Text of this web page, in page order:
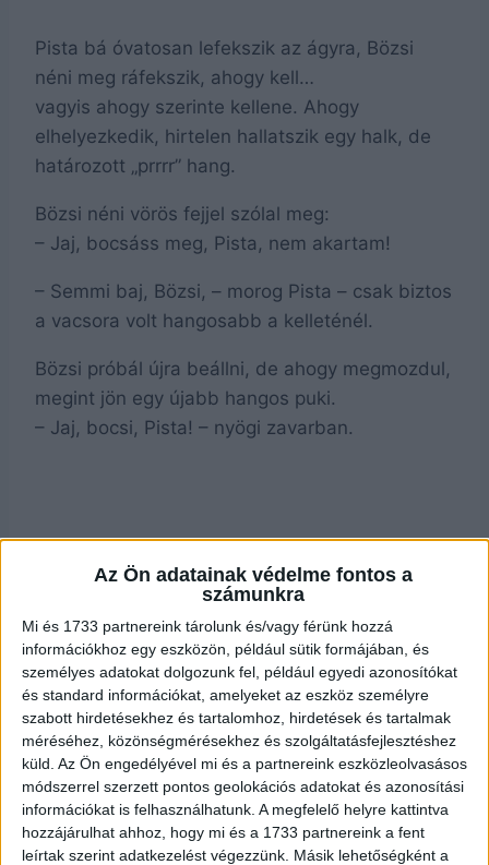
Az Ön adatainak védelme fontos a
számunkra
Mi és 1733 partnereink tárolunk és/vagy férünk hozzá
információkhoz egy eszközön, például sütik formájában, és
személyes adatokat dolgozunk fel, például egyedi azonosítókat
és standard információkat, amelyeket az eszköz személyre
szabott hirdetésekhez és tartalomhoz, hirdetések és tartalmak
méréséhez, közönségmérésekhez és szolgáltatásfejlesztéshez
küld. Az Ön engedélyével mi és a partnereink eszközleolvasásos
módszerrel szerzett pontos geolokációs adatokat és azonosítási
információkat is felhasználhatunk. A megfelelő helyre kattintva
hozzájárulhat ahhoz, hogy mi és a 1733 partnereink a fent
leírtak szerint adatkezelést végezzünk. Másik lehetőségként a
Pista bá óvatosan lefekszik az ágyra, Bözsi
néni meg ráfekszik, ahogy kell…
vagyis ahogy szerinte kellene. Ahogy
elhelyezkedik, hirtelen hallatszik egy halk, de
határozott „prrrr” hang.
Bözsi néni vörös fejjel szólal meg:
– Jaj, bocsáss meg, Pista, nem akartam!
– Semmi baj, Bözsi, – morog Pista – csak biztos
a vacsora volt hangosabb a kelleténél.
Bözsi próbál újra beállni, de ahogy megmozdul,
megint jön egy újabb hangos puki.
– Jaj, bocsi, Pista! – nyögi zavarban.